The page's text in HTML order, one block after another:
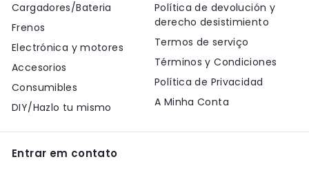
Cargadores/Bateria
Frenos
Electrónica y motores
Accesorios
Consumibles
DIY/Hazlo tu mismo
Política de devolución y
derecho desistimiento
Termos de serviço
Términos y Condiciones
Política de Privacidad
A Minha Conta
Entrar em contato